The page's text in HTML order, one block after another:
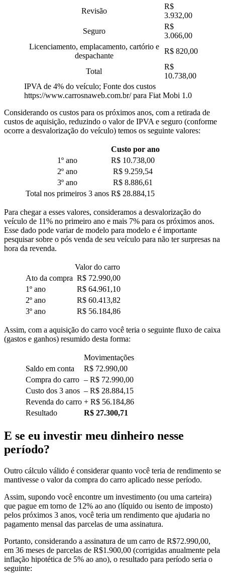
Revisão
R$
3.932,00
Seguro
R$
3.066,00
Licenciamento, emplacamento, cartório e
despachante
R$ 820,00
Total
R$
10.738,00
IPVA de 4% do veículo; Fonte dos custos
https://www.carrosnaweb.com.br/ para Fiat Mobi 1.0
Considerando os custos para os próximos anos, com a retirada de
custos de aquisição, reduzindo o valor de IPVA e seguro (conforme
ocorre a desvalorização do veículo) temos os seguinte valores:
Custo por ano
1º ano
R$ 10.738,00
2º ano
R$ 9.259,54
3º ano
R$ 8.886,61
Total nos primeiros 3 anos R$ 28.884,15
Para chegar a esses valores, consideramos a desvalorização do
veículo de 11% no primeiro ano e mais 7% para os próximos anos.
Esse dado pode variar de modelo para modelo e é importante
pesquisar sobre o pós venda de seu veículo para não ter surpresas na
hora da revenda.
Valor do carro
Ato da compra R$ 72.990,00
1º ano
R$ 64.961,10
2º ano
R$ 60.413,82
3º ano
R$ 56.184,86
Assim, com a aquisição do carro você teria o seguinte fluxo de caixa
(gastos e ganhos) resumido desta forma:
Movimentações
Saldo em conta
R$ 72.990,00
Compra do carro – R$ 72.990,00
Custo dos 3 anos – R$ 28.884,15
Revenda do carro + R$ 56.184,86
Resultado
R$ 27.300,71
E se eu investir meu dinheiro nesse
período?
Outro cálculo válido é considerar quanto você teria de rendimento se
mantivesse o valor da compra do carro aplicado nesse período.
Assim, supondo você encontre um investimento (ou uma carteira)
que pague em torno de 12% ao ano (líquido ou isento de imposto)
pelos próximos 3 anos, você teria um rendimento que ajudaria no
pagamento mensal das parcelas de uma assinatura.
Portanto, considerando a assinatura de um carro de R$72.990,00,
em 36 meses de parcelas de R$1.900,00 (corrigidas anualmente pela
inflação hipotética de 5% ao ano), o resultado para período seria o
seguinte: